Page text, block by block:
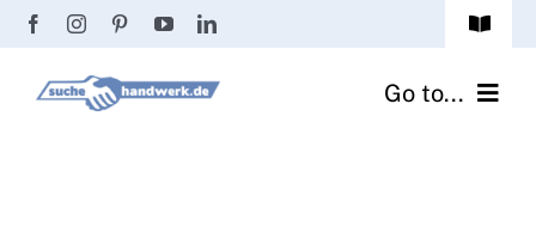
Zum
springen
Toggle
Passwort vergessen? Go to...